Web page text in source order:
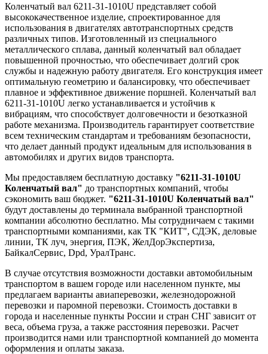
Коленчатый вал 6211-31-1010U представляет собой
высококачественное изделие, спроектированное для
использования в двигателях автотранспортных средств
различных типов. Изготовленный из специального
металлического сплава, данный коленчатый вал обладает
повышенной прочностью, что обеспечивает долгий срок
службы и надежную работу двигателя. Его конструкция имеет
оптимальную геометрию и балансировку, что обеспечивает
плавное и эффективное движение поршней. Коленчатый вал
6211-31-1010U легко устанавливается и устойчив к
вибрациям, что способствует долговечности и безотказной
работе механизма. Производитель гарантирует соответствие
всем техническим стандартам и требованиям безопасности,
что делает данный продукт идеальным для использования в
автомобилях и других видов транспорта.
Мы предоставляем бесплатную доставку "6211-31-1010U
Коленчатый вал" до транспортных компаний, чтобы
сэкономить ваш бюджет. "6211-31-1010U Коленчатый вал"
будут доставлены до терминала выбранной транспортной
компании абсолютно бесплатно. Мы сотрудничаем с такими
транспортными компаниями, как ТК "КИТ", СДЭК, деловые
линии, ТК луч, энергия, ПЭК, ЖелДорЭкспертиза,
БайкалСервис, Dpd, УралТранс.
В случае отсутствия возможности доставки автомобильным
транспортом в вашем городе или населенном пункте, мы
предлагаем варианты авиаперевозки, железнодорожной
перевозки и паромной перевозки. Стоимость доставки в
города и населенные пункты России и стран СНГ зависит от
веса, объема груза, а также расстояния перевозки. Расчет
производится нами или транспортной компанией до момента
оформления и оплаты заказа.